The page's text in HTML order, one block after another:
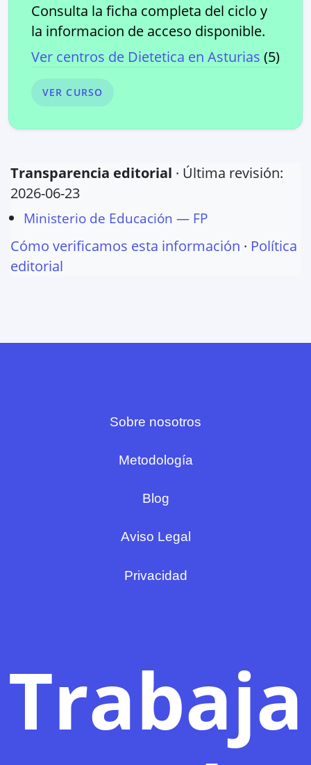
Consulta la ficha completa del ciclo y
la informacion de acceso disponible.
Ver centros de Dietetica en Asturias (5)
VER CURSO
Transparencia editorial · Última revisión:
2026-06-23
Ministerio de Educación — FP
Cómo verificamos esta información · Política
editorial
Sobre nosotros
Metodología
Blog
Aviso Legal
Privacidad
Trabaja